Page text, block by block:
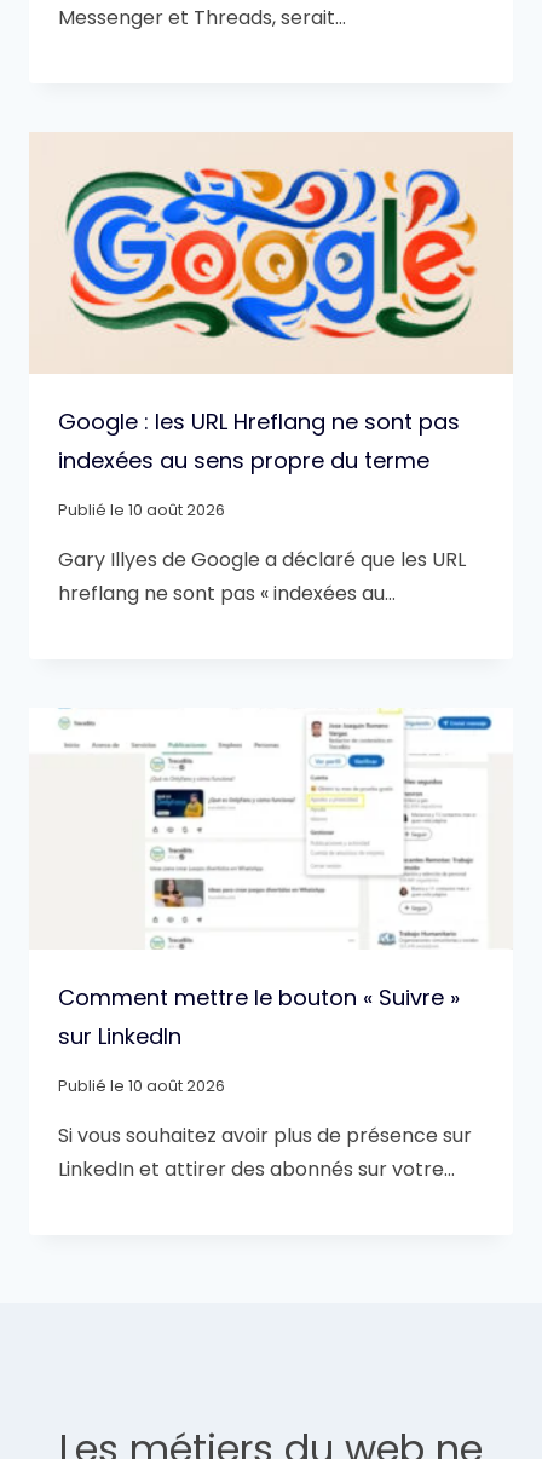
Messenger et Threads, serait…
Google : les URL Hreflang ne sont pas
indexées au sens propre du terme
Publié le 10 août 2026
Gary Illyes de Google a déclaré que les URL
hreflang ne sont pas « indexées au…
Comment mettre le bouton « Suivre »
sur LinkedIn
Publié le 10 août 2026
Si vous souhaitez avoir plus de présence sur
LinkedIn et attirer des abonnés sur votre…